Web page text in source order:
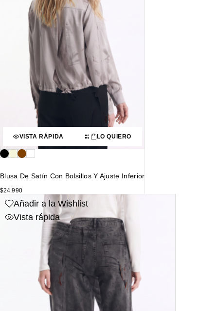
VISTA RÁPIDA LO QUIERO
Blusa De Satín Con Bolsillos Y Ajuste Inferior
$24.990
Añadir a la Wishlist
Vista rápida